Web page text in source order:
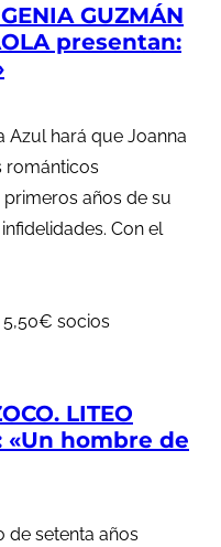
GUZMÁN
presentan:
Azul hará que Joanna
románticos
años de su
Con el
socios
LITEO
«Un hombre de
de setenta años